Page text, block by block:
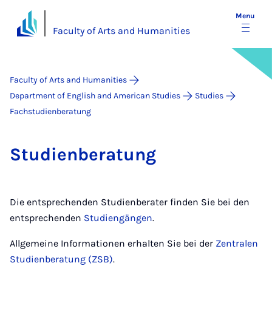
Faculty of Arts and Humanities
Menu
Faculty of Arts and Humanities
Department of English and American Studies
Studies
Fachstudienberatung
Stud­i­en­ber­a­tung
Die entsprechenden Studienberater finden Sie bei den
entsprechenden Studiengängen.
Allgemeine Informationen erhalten Sie bei der Zentralen
Studienberatung (ZSB).